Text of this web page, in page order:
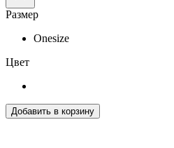
Размер
Onesize
Цвет
Добавить в корзину